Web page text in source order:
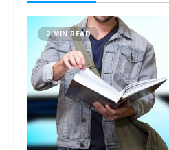
2 MIN READ